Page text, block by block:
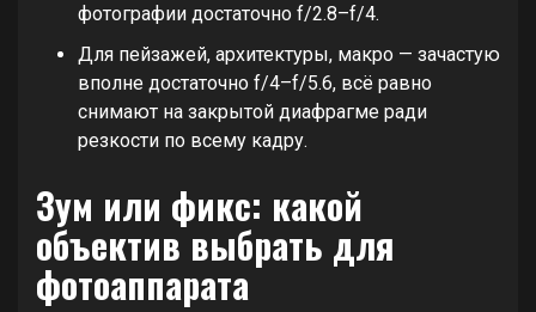
фотографии достаточно f/2.8–f/4.
Для пейзажей, архитектуры, макро — зачастую
вполне достаточно f/4–f/5.6, всё равно
снимают на закрытой диафрагме ради
резкости по всему кадру.
Зум или фикс: какой
объектив выбрать для
фотоаппарата